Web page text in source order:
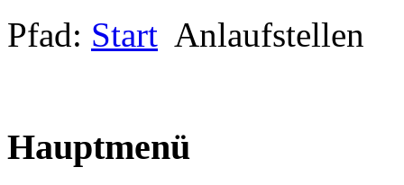
Pfad: Start Anlaufstellen
Hauptmenü